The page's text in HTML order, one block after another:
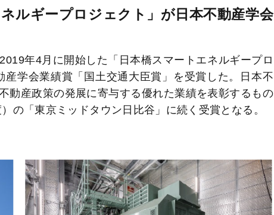
ルギープロジェクト」が日本不動産学会
年4月に開始した「日本橋スマートエネルギープロ
学会業績賞「国土交通大臣賞」を受賞した。日本不
動産政策の発展に寄与する優れた業績を表彰するもの
の「東京ミッドタウン日比谷」に続く受賞となる。